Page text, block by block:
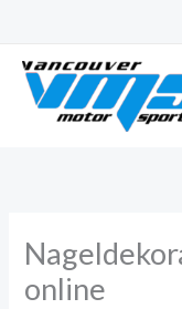
content
online